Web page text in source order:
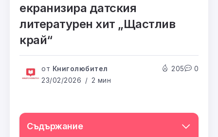
екранизира датския
литературен хит „Щастлив
край“
от Книголюбител
23/02/2026
2 мин
205 0
Съдържание